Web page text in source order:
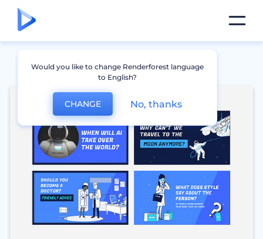
Would you like to change Renderforest language
to English?
CHANGE No, thanks